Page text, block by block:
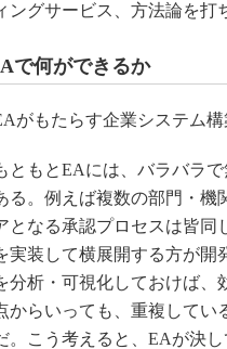
ングサービス、方法論を打
で何ができるか
がもたらす企業システム構
もとEAには、バラバラで
る。例えば複数の部門・機
となる承認プロセスは皆同
実装して横展開する方が開
分析・可視化しておけば、
からいっても、重複してい
。こう考えると、EAが決